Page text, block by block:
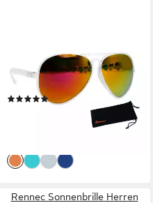
Herren Damen aus Kunststoff
Leicht und Flexibel Gläser
Verspiegelt, Gestell
Transparent, inkl. Hardcase
(1)
26,95 €
Rennec Sonnenbrille Herren